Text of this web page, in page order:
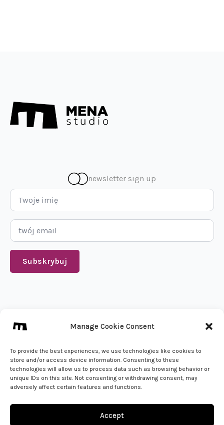
Manage Cookie Consent
To provide the best experiences, we use technologies like cookies to
store and/or access device information. Consenting to these
technologies will allow us to process data such as browsing behavior or
unique IDs on this site. Not consenting or withdrawing consent, may
adversely affect certain features and functions.
Accept
newsletter sign up
Imię
Email
Subskrybuj
info@mena.studio
polityka prywatności